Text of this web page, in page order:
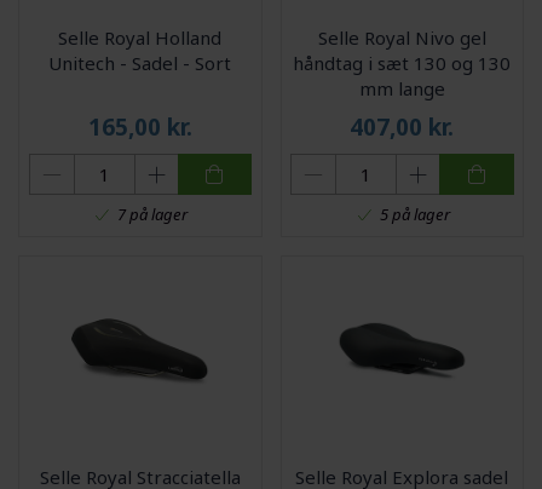
Selle Royal Holland
Unitech - Sadel - Sort
165,00 kr.
7 på lager
Selle Royal Nivo gel
håndtag i sæt 130 og 130
mm lange
407,00 kr.
5 på lager
Selle Royal Stracciatella Selle Royal Explora sadel